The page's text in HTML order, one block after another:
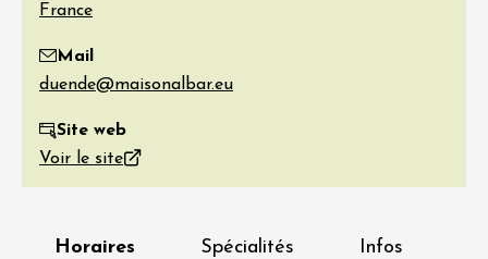
France
Mail
Site web
Voir le site
Horaires Spécialités Infos